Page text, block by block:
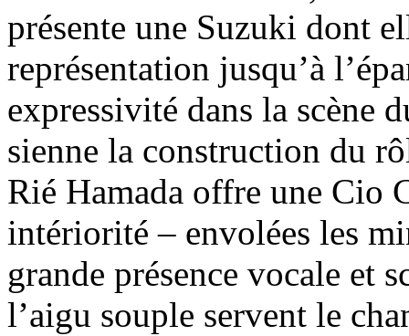
présente une Suzuki dont
représentation jusqu’à
expressivité dans la
sienne la construction du
Rié Hamada offre une Cio
intériorité – envolées les
grande présence vocale et
l’aigu souple servent le